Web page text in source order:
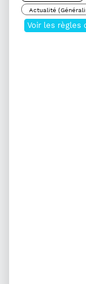
Actualité
Voir les règles